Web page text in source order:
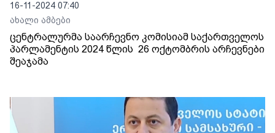
16-11-2024 07:40
ახალი ამბები
ცენტრალურმა საარჩევნო კომისიამ საქართველოს
პარლამენტის 2024 წლის 26 ოქტომბრის არჩევნები
შეაჯამა